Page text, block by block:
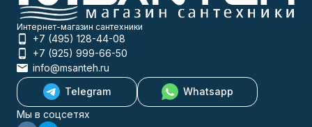
Интернет-магазин сантехники
+7 (495) 128-44-08
+7 (925) 999-66-50
info@msanteh.ru
Telegram
Whatsapp
Мы в соцсетях